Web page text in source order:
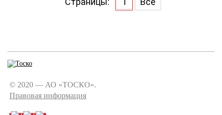
© 2020 — АО «ТОСКО».
Правовая информация